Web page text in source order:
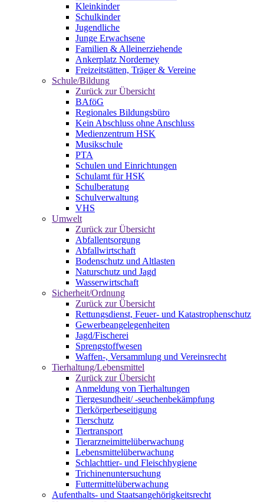
Kleinkinder
Schulkinder
Jugendliche
Junge Erwachsene
Familien & Alleinerziehende
Ankerplatz Norderney
Freizeitstätten, Träger & Vereine
Schule/Bildung
Zurück zur Übersicht
BAföG
Regionales Bildungsbüro
Kein Abschluss ohne Anschluss
Medienzentrum HSK
Musikschule
PTA
Schulen und Einrichtungen
Schulamt für HSK
Schulberatung
Schulverwaltung
VHS
Umwelt
Zurück zur Übersicht
Abfallentsorgung
Abfallwirtschaft
Bodenschutz und Altlasten
Naturschutz und Jagd
Wasserwirtschaft
Sicherheit/Ordnung
Zurück zur Übersicht
Rettungsdienst, Feuer- und Katastrophenschutz
Gewerbeangelegenheiten
Jagd/Fischerei
Sprengstoffwesen
Waffen-, Versammlung und Vereinsrecht
Tierhaltung/Lebensmittel
Zurück zur Übersicht
Anmeldung von Tierhaltungen
Tiergesundheit/ -seuchenbekämpfung
Tierkörperbeseitigung
Tierschutz
Tiertransport
Tierarzneimittelüberwachung
Lebensmittelüberwachung
Schlachttier- und Fleischhygiene
Trichinenuntersuchung
Futtermittelüberwachung
Aufenthalts- und Staatsangehörigkeitsrecht